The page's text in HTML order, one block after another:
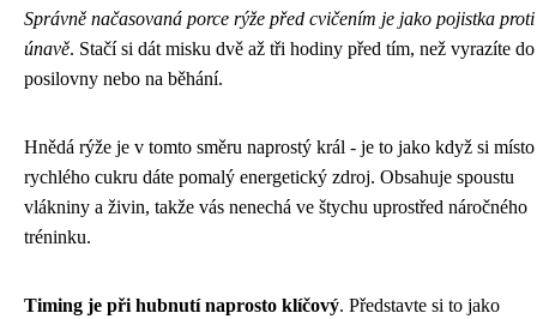
Správně načasovaná porce rýže před cvičením je jako pojistka proti
únavě. Stačí si dát misku dvě až tři hodiny před tím, než vyrazíte do
posilovny nebo na běhání.
Hnědá rýže je v tomto směru naprostý král - je to jako když si místo
rychlého cukru dáte pomalý energetický zdroj. Obsahuje spoustu
vlákniny a živin, takže vás nenechá ve štychu uprostřed náročného
tréninku.
Timing je při hubnutí naprosto klíčový. Představte si to jako